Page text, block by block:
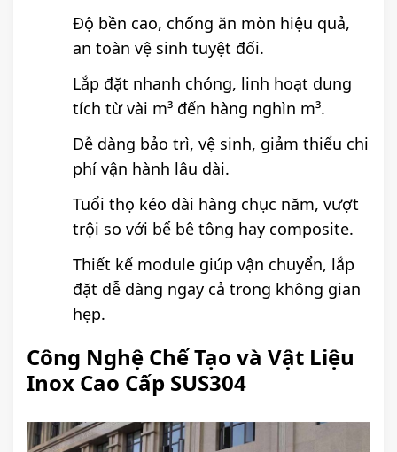
Độ bền cao, chống ăn mòn hiệu quả,
an toàn vệ sinh tuyệt đối.
Lắp đặt nhanh chóng, linh hoạt dung
tích từ vài m³ đến hàng nghìn m³.
Dễ dàng bảo trì, vệ sinh, giảm thiểu chi
phí vận hành lâu dài.
Tuổi thọ kéo dài hàng chục năm, vượt
trội so với bể bê tông hay composite.
Thiết kế module giúp vận chuyển, lắp
đặt dễ dàng ngay cả trong không gian
hẹp.
Công Nghệ Chế Tạo và Vật Liệu
Inox Cao Cấp SUS304